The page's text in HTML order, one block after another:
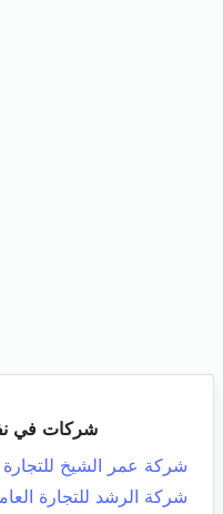
شركات في
شركة عمر الشيخ للتجارة
شركة الرشد للتجارة